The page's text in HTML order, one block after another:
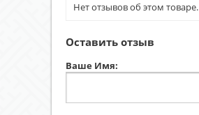
Нет отзывов об этом товаре.
Оставить отзыв
Ваше Имя: